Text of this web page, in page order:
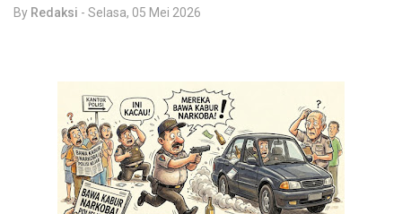
By Redaksi - Selasa, 05 Mei 2026